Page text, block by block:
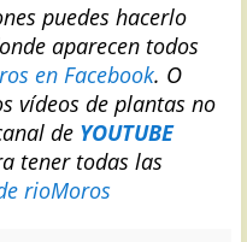
puedes hacerlo
aparecen todos
en Facebook. O
vídeos de plantas no
de YOUTUBE
tener todas las
rioMoros